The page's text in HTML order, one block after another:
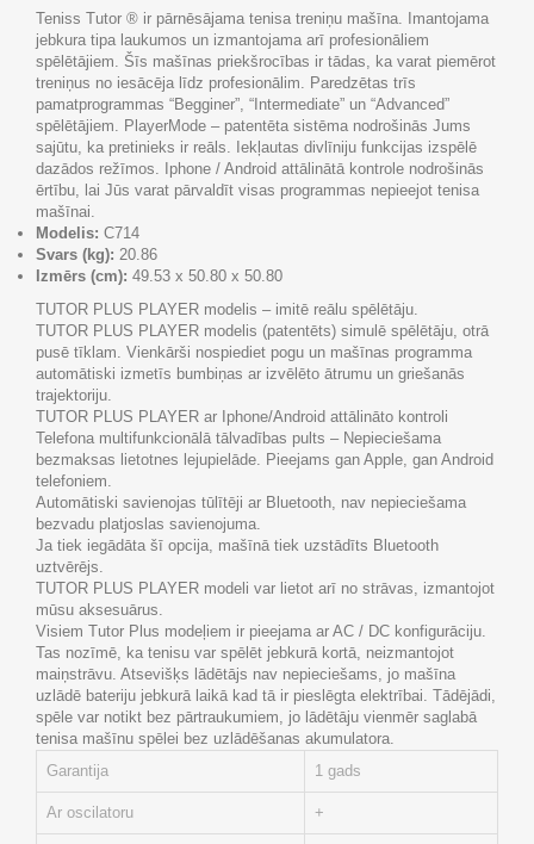
Teniss Tutor ® ir pārnēsājama tenisa treniņu mašīna. Imantojama
jebkura tipa laukumos un izmantojama arī profesionāliem
spēlētājiem. Šīs mašīnas priekšrocības ir tādas, ka varat piemērot
treniņus no iesācēja līdz profesionālim. Paredzētas trīs
pamatprogrammas “Begginer”, “Intermediate” un “Advanced”
spēlētājiem. PlayerMode – patentēta sistēma nodrošinās Jums
sajūtu, ka pretinieks ir reāls. Iekļautas divlīniju funkcijas izspēlē
dazādos režīmos. Iphone / Android attālinātā kontrole nodrošinās
ērtību, lai Jūs varat pārvaldīt visas programmas nepieejot tenisa
mašīnai.
Modelis: C714
Svars (kg): 20.86
Izmērs (cm): 49.53 x 50.80 x 50.80
TUTOR PLUS PLAYER modelis – imitē reālu spēlētāju.
TUTOR PLUS PLAYER modelis (patentēts) simulē spēlētāju, otrā
pusē tīklam. Vienkārši nospiediet pogu un mašīnas programma
automātiski izmetīs bumbiņas ar izvēlēto ātrumu un griešanās
trajektoriju.
TUTOR PLUS PLAYER ar Iphone/Android attālināto kontroli
Telefona multifunkcionālā tālvadības pults – Nepieciešama
bezmaksas lietotnes lejupielāde. Pieejams gan Apple, gan Android
telefoniem.
Automātiski savienojas tūlītēji ar Bluetooth, nav nepieciešama
bezvadu platjoslas savienojuma.
Ja tiek iegādāta šī opcija, mašīnā tiek uzstādīts Bluetooth
uztvērējs.
TUTOR PLUS PLAYER modeli var lietot arī no strāvas, izmantojot
mūsu aksesuārus.
Visiem Tutor Plus modeļiem ir pieejama ar AC / DC konfigurāciju.
Tas nozīmē, ka tenisu var spēlēt jebkurā kortā, neizmantojot
maiņstrāvu. Atsevišķs lādētājs nav nepieciešams, jo mašīna
uzlādē bateriju jebkurā laikā kad tā ir pieslēgta elektrībai. Tādējādi,
spēle var notikt bez pārtraukumiem, jo lādētāju vienmēr saglabā
tenisa mašīnu spēlei bez uzlādēšanas akumulatora.
Garantija
1 gads
Ar oscilatoru +